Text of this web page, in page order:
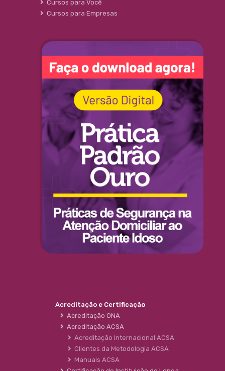
Cursos para Você
Cursos para Empresas
Acreditação e Certificação
Acreditação ONA
Acreditação ACSA
Acreditação Internacional ACSA
Clientes da Metodologia ACSA
Manuais ACSA